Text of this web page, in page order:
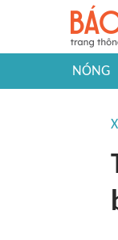
NÓNG